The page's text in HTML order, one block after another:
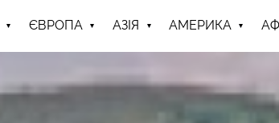
ЄВРОПА АЗІЯ АМЕРИКА